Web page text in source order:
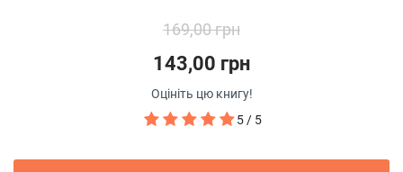
169,00 грн
143,00 грн
Оцініть цю книгу!
5 / 5